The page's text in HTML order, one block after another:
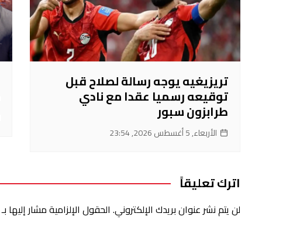
تريزيغيه يوجه رسالة لصلاح قبل
توقيعه رسميا عقدا مع نادي
طرابزون سبور
الأربعاء, 5 أغسطس 2026, 23:54
اترك تعليقاً
لن يتم نشر عنوان بريدك الإلكتروني. الحقول الإلزامية مشار إليها بـ